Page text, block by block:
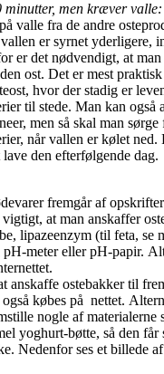
minutter, men kræver valle:
valle fra de andre
er syrnet yderligere,
er det nødvendigt, at man
ost. Det er mest
hvor der stadig er
til stede. Man kan også
men så skal man
når vallen er kølet ned.
den efterfølgende dag.
fremgår af
vigtigt, at man anskaffer
lipazeenzym (til feta, se
meter eller pH-papir.
anskaffe ostebakker til
købes på nettet.
nogle af materialerne
yoghurt-bøtte, så den får
Nedenfor ses et billede